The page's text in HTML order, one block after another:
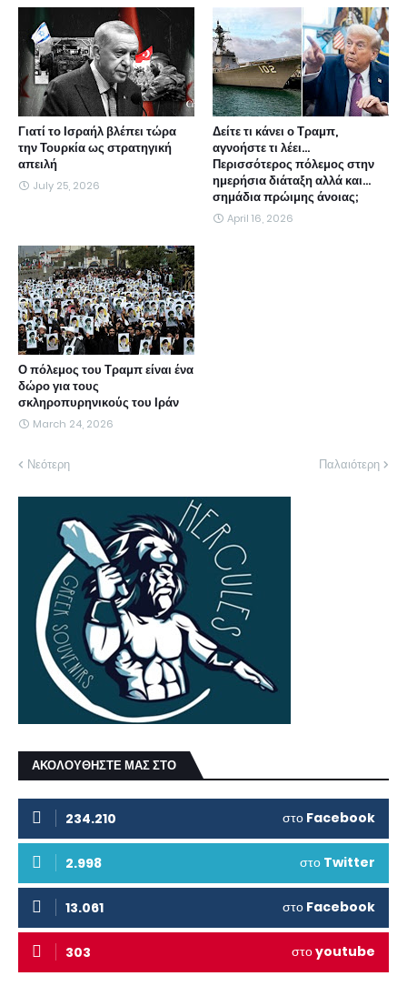
Γιατί το Ισραήλ βλέπει τώρα
την Τουρκία ως στρατηγική
απειλή
July 25, 2026
Δείτε τι κάνει ο Τραμπ,
αγνοήστε τι λέει...
Περισσότερος πόλεμος στην
ημερήσια διάταξη αλλά και...
σημάδια πρώιμης άνοιας;
April 16, 2026
Ο πόλεμος του Τραμπ είναι ένα
δώρο για τους
σκληροπυρηνικούς του Ιράν
March 24, 2026
Νεότερη Παλαιότερη
ΑΚΟΛΟΥΘΗΣΤΕ ΜΑΣ ΣΤΟ
234.210 στο Facebook
2.998 στο Twitter
13.061 στο Facebook
303 στοyoutube